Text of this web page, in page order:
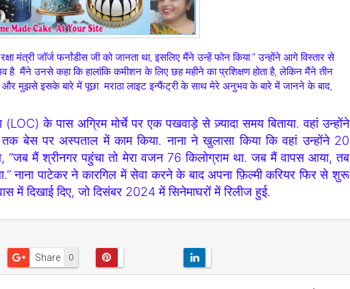
मंत्री जॉर्ज फर्नांडीस जी को जानता था, इसलिए मैंने उन्हें फोन किया." उन्होंने आगे विस्तार से
है. मैंने उनसे कहा कि हालांकि कमीशन के लिए छह महीने का प्रशिक्षण होता है, लेकिन मैंने तीन
और मुझसे इसके बारे में पूछा. मराठा लाइट इन्फैंट्री के साथ मेरे अनुभव के बारे में जानने के बाद,
के पास अग्रिम मोर्चे पर एक पखवाड़े से ज़्यादा समय बिताया. वहां उन्होंने
बेस पर अस्पताल में काम किया. नाना ने खुलासा किया कि वहां उन्होंने 20
“जब मैं श्रीनगर पहुंचा तो मेरा वजन 76 किलोग्राम था. जब मैं वापस आया, तब
नाना पाटेकर ने कारगिल में सेवा करने के बाद अपना फ़िल्मी करियर फिर से शुरू
में दिखाई दिए, जो दिसंबर 2024 में सिनेमाघरों में रिलीज हुई.
0
Share